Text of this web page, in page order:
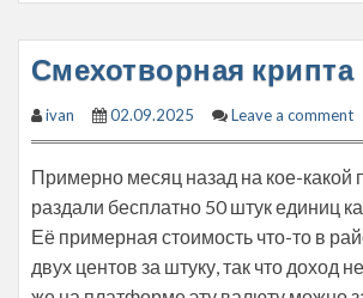
Смехотворная крипта
ivan 02.09.2025 Leave a comment
Примерно месяц назад на кое-какой
раздали бесплатно 50 штук единиц
Её примерная стоимость что-то в
двух центов за штуку, так что доход